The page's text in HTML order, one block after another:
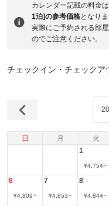
カレンダー記載の料金
1泊]の参考価格となりま
実際にご予約される部
のでご注意ください。
チェックイン・チェック
日 月 火
1
¥4,754~
6
¥4,809~
7
¥4,853~
8
¥4,844~